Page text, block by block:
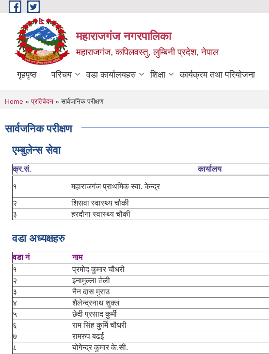
Skip to main content
महाराजगंज नगरपालिका
महाराजगंज, कपिलवस्तु, लुम्बिनी प्रदेश, नेपाल
गृहपृष्ठ परिचय वडा कार्यालयहरु शिक्षा कार्यक्रम तथा परियोजना
You are here
Home » प्रतिवेदन » सार्वजनिक परीक्षण
सार्वजनिक परीक्षण
एम्बुलेन्स सेवा
क्र.सं. कार्यालय
१ महाराजगंज प्राथमिक स्वा. केन्द्र
२
शिसवा स्वास्थ्य चौकी
३
हरदौना स्वास्थ्य चौकी
वडा अध्यक्षहरु
वडा नं नाम
१
प्रमोद कुमार चौधरी
२
इनामुल्ला तेली
३
नैन दास मुराउ
४
शैलेन्द्रनाथ शुक्ल
५
छेदी प्रसाद कुर्मी
६
राम सिंह कुर्मि चौधरी
७
रामरुप बढई
८
योगेन्द्र कुमार के.सी.